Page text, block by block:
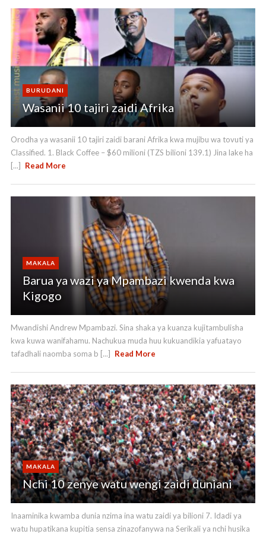
BURUDANI
Wasanii 10 tajiri zaidi Afrika
Orodha ya wasanii 10 tajiri zaidi barani Afrika kwa mujibu wa tovuti ya
Classified. 1. Black Coffee – $60 milioni (TZS bilioni 139.1) Jina lake ha
[...]
Read More
MAKALA
Barua ya wazi ya Mpambazi kwenda kwa
Kigogo
Mwandishi Andrew Mpambazi. Sina shaka ya kuanza kujitambulisha
kwa kuwa wanifahamu. Nachukua muda huu kukuandikia yafuatayo
tafadhali naomba soma b [...]
Read More
MAKALA
Nchi 10 zenye watu wengi zaidi duniani
Inaaminika kwamba dunia nzima ina watu zaidi ya bilioni 7. Idadi ya
watu hupatikana kupitia sensa zinazofanywa na Serikali ya nchi husika